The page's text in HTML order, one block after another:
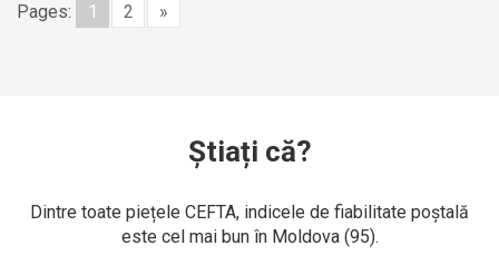
Pages: 1 2 »
Știați că?
Dintre toate piețele CEFTA, indicele de fiabilitate poștală
este cel mai bun în Moldova (95).